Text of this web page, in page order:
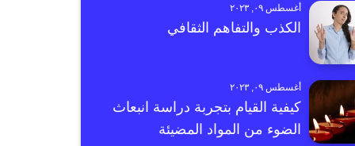
أغسطس ٠٩, ٢٠٢٣
الكذب والتفاهم الثقافي
أغسطس ٠٩, ٢٠٢٣
كيفية القيام بتجربة دراسة انبعاث
الضوء من المواد المضيئة